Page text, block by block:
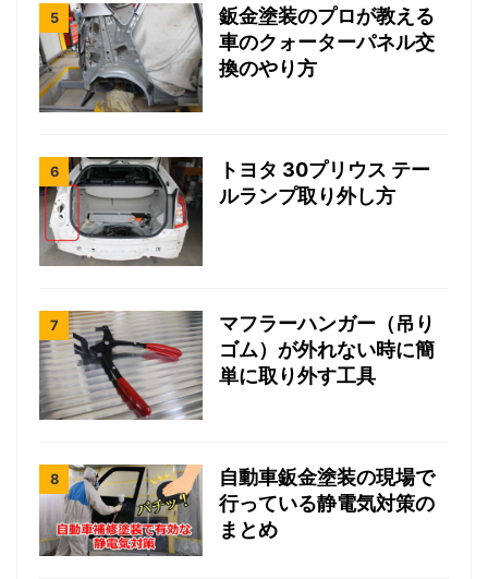
鈑金塗装のプロが教える
車のクォーターパネル交
換のやり方
トヨタ 30プリウス テー
ルランプ取り外し方
マフラーハンガー（吊り
ゴム）が外れない時に簡
単に取り外す工具
自動車鈑金塗装の現場で
行っている静電気対策の
まとめ